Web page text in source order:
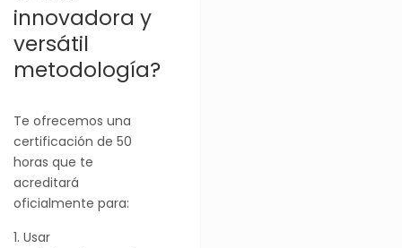
innovadora y
versátil
metodología?
Te ofrecemos una
certificación de 50
horas que te
acreditará
oficialmente para:
Usar